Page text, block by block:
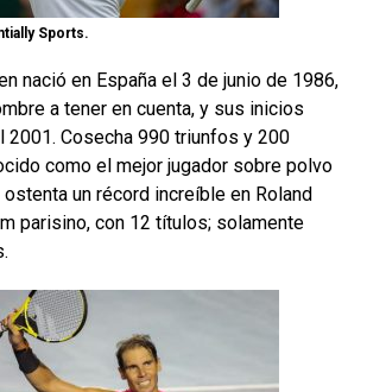
Sports.
nació en España el 3 de junio de 1986,
a tener en cuenta, y sus inicios
2001. Cosecha 990 triunfos y 200
como el mejor jugador sobre polvo
un récord increíble en Roland
parisino, con 12 títulos; solamente